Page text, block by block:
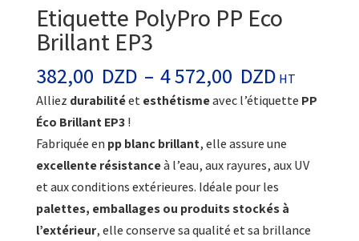
Etiquette PolyPro PP Eco
Brillant EP3
382,00 DZD – 4 572,00 DZDPlage
de
382,00
DZD
à
4
572,00
HT
Alliez durabilitéet esthétismeavec l’étiquette PP
Éco Brillant EP3!
Fabriquée enpp blanc brillant, elle assure une
excellente résistanceà l’eau, aux rayures, aux UV
et aux conditions extérieures. Idéale pour les
palettes, emballages ou produits stockés à
l’extérieur, elle conserve sa qualité et sa brillance